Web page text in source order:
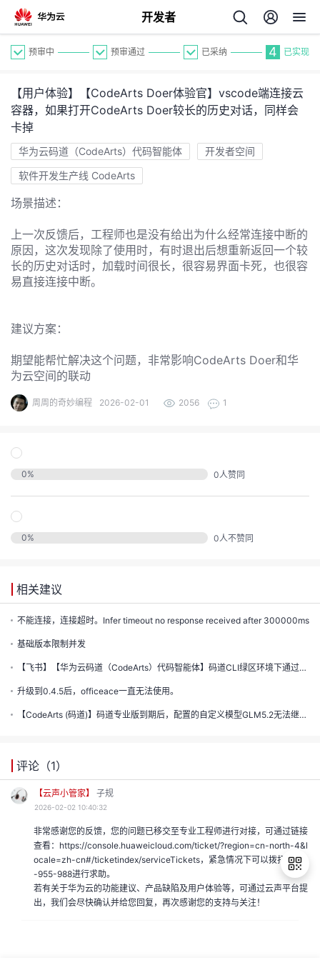
开发者
个
人
主
页
我
的
开
发
者
客
论
坛
的
圈
我
的
播
我
活
动
的
注
我
的
发
者
学
我
的
我
我
Programs
我
的
持
我
的
技
我
的
预审中 预审通过 已采纳 4 已实现
【用户体验】【CodeArts Doer体验官】vscode端连接云
容器，如果打开CodeArts Doer较长的历史对话，同样会
卡掉
华为云码道（CodeArts）代码智能体
开发者空间
软件开发生产线 CodeArts
场景描述：
上一次反馈后，工程师也是没有给出为什么经常连接中断的
原因，这次发现除了使用时，有时退出后想重新返回一个较
长的历史对话时，加载时间很长，很容易界面卡死，也很容
易直接连接中断。
建议方案：
期望能帮忙解决这个问题，非常影响CodeArts Doer和华
为云空间的联动
周周的奇妙编程 2026-02-01 2056 1
0% 0人赞同
0% 0人不赞同
相关建议
不能连接，连接超时。Infer timeout no response received after 300000ms
基础版本限制并发
【飞书】【华为云码道（CodeArts）代码智能体】码道CLI绿区环境下通过AKSK配置模型列表失败
升级到0.4.5后，officeace一直无法使用。
【CodeArts (码道)】码道专业版到期后，配置的自定义模型GLM5.2无法继续使用。对话框报错：Unauthoriz...
评论（1）
【云声小管家】 子规
2026-02-02 10:40:32
非常感谢您的反馈，您的问题已移交至专业工程师进行对接，可通过链接
查看：https://console.huaweicloud.com/ticket/?region=cn-north-4&l
ocale=zh-cn#/ticketindex/serviceTickets，紧急情况下可以拨打4000
-955-988进行求助。
若有关于华为云的功能建议、产品缺陷及用户体验等，可通过云声平台提
出，我们会尽快确认并给您回复，再次感谢您的支持与关注！